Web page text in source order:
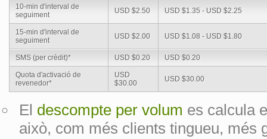
10-min d'interval de
seguiment
USD $2.50 USD $1.35 - USD $2.25
15-min d'interval de
seguiment
USD $2.00 USD $1.08 - USD $1.80
SMS (per crèdit)* USD $0.20 USD $0.20
Quota d'activació de
revenedor*
USD
$30.00
USD $30.00
El descompte per volum es calcula
això, com més clients tingueu, més